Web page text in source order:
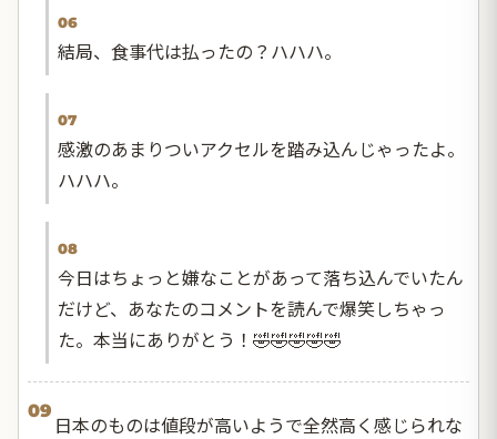
06
結局、食事代は払ったの？ハハハ。
07
感激のあまりついアクセルを踏み込んじゃったよ。
ハハハ。
08
今日はちょっと嫌なことがあって落ち込んでいたん
だけど、あなたのコメントを読んで爆笑しちゃっ
た。本当にありがとう！🤣🤣🤣🤣🤣
09
日本のものは値段が高いようで全然高く感じられな